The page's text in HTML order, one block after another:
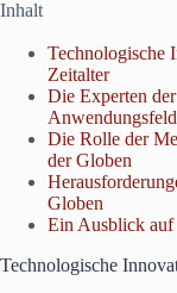
Inhalt
Technologische
Zeitalter
Die Experten
Die Rolle der
der Globen
Globen
Ein Ausblick auf
Technologische